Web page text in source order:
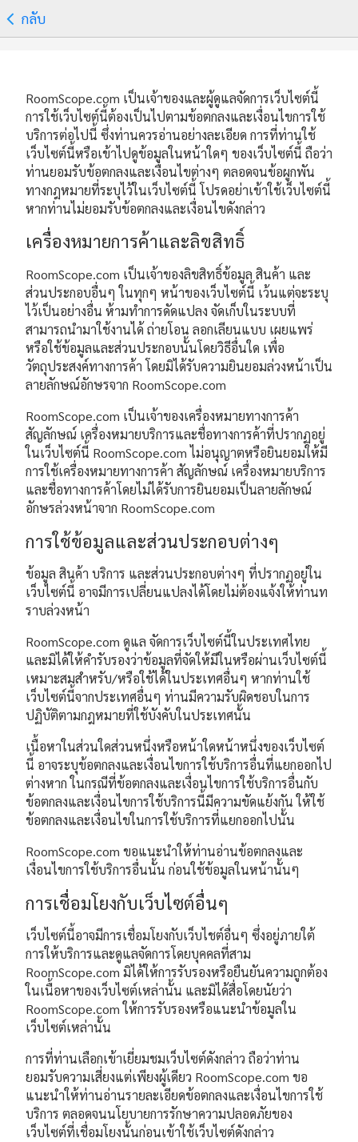
กลับ
RoomScope.com เป็นเจ้าของและผู้ดูแลจัดการเว็บไซต์นี้
การใช้เว็บไซต์นี้ต้องเป็นไปตามข้อตกลงและเงื่อนไขการใช้
บริการต่อไปนี้ ซึ่งท่านควรอ่านอย่างละเอียด การที่ท่านใช้
เว็บไซต์นี้หรือเข้าไปดูข้อมูลในหน้าใดๆ ของเว็บไซต์นี้ ถือว่า
ท่านยอมรับข้อตกลงและเงื่อนไขต่างๆ ตลอดจนข้อผูกพัน
ทางกฎหมายที่ระบุไว้ในเว็บไซต์นี้ โปรดอย่าเข้าใช้เว็บไซต์นี้
หากท่านไม่ยอมรับข้อตกลงและเงื่อนไขดังกล่าว
เครื่องหมายการค้าและลิขสิทธิ์
RoomScope.com เป็นเจ้าของลิขสิทธิ์ข้อมูล สินค้า และ
ส่วนประกอบอื่นๆ ในทุกๆ หน้าของเว็บไซต์นี้ เว้นแต่จะระบุ
ไว้เป็นอย่างอื่น ห้ามทำการดัดแปลง จัดเก็บในระบบที่
สามารถนำมาใช้งานได้ ถ่ายโอน ลอกเลียนแบบ เผยแพร่
หรือใช้ข้อมูลและส่วนประกอบนั้นโดยวิธีอื่นใด เพื่อ
วัตถุประสงค์ทางการค้า โดยมิได้รับความยินยอมล่วงหน้าเป็น
ลายลักษณ์อักษรจาก RoomScope.com
RoomScope.com เป็นเจ้าของเครื่องหมายทางการค้า
สัญลักษณ์ เครื่องหมายบริการและชื่อทางการค้าที่ปรากฏอยู่
ในเว็บไซต์นี้ RoomScope.com ไม่อนุญาตหรือยินยอมให้มี
การใช้เครื่องหมายทางการค้า สัญลักษณ์ เครื่องหมายบริการ
และชื่อทางการค้าโดยไม่ได้รับการยินยอมเป็นลายลักษณ์
อักษรล่วงหน้าจาก RoomScope.com
การใช้ข้อมูลและส่วนประกอบต่างๆ
ข้อมูล สินค้า บริการ และส่วนประกอบต่างๆ ที่ปรากฏอยู่ใน
เว็บไซต์นี้ อาจมีการเปลี่ยนแปลงได้โดยไม่ต้องแจ้งให้ท่านท
ราบล่วงหน้า
RoomScope.com ดูแล จัดการเว็บไซต์นี้ในประเทศไทย
และมิได้ให้คำรับรองว่าข้อมูลที่จัดให้มีในหรือผ่านเว็บไซต์นี้
เหมาะสมสำหรับ/หรือใช้ได้ในประเทศอื่นๆ หากท่านใช้
เว็บไซต์นี้จากประเทศอื่นๆ ท่านมีความรับผิดชอบในการ
ปฏิบัติตามกฎหมายที่ใช้บังคับในประเทศนั้น
เนื้อหาในส่วนใดส่วนหนึ่งหรือหน้าใดหน้าหนึ่งของเว็บไซต์
นี้ อาจระบุข้อตกลงและเงื่อนไขการใช้บริการอื่นที่แยกออกไป
ต่างหาก ในกรณีที่ข้อตกลงและเงื่อนไขการใช้บริการอื่นกับ
ข้อตกลงและเงื่อนไขการใช้บริการนี้มีความขัดแย้งกัน ให้ใช้
ข้อตกลงและเงื่อนไขในการใช้บริการที่แยกออกไปนั้น
RoomScope.com ขอแนะนำให้ท่านอ่านข้อตกลงและ
เงื่อนไขการใช้บริการอื่นนั้น ก่อนใช้ข้อมูลในหน้านั้นๆ
การเชื่อมโยงกับเว็บไซต์อื่นๆ
เว็บไซต์นี้อาจมีการเชื่อมโยงกับเว็บไชต์อื่นๆ ซึ่งอยู่ภายใต้
การให้บริการและดูแลจัดการโดยบุคคลที่สาม
RoomScope.com มิได้ให้การรับรองหรือยืนยันความถูกต้อง
ในเนื้อหาของเว็บไซต์เหล่านั้น และมิได้สื่อโดยนัยว่า
RoomScope.com ให้การรับรองหรือแนะนำข้อมูลใน
เว็บไซต์เหล่านั้น
การที่ท่านเลือกเข้าเยี่ยมชมเว็บไซต์ดังกล่าว ถือว่าท่าน
ยอมรับความเสี่ยงแต่เพียงผู้เดียว RoomScope.com ขอ
แนะนำให้ท่านอ่านรายละเอียดข้อตกลงและเงื่อนไขการใช้
บริการ ตลอดจนนโยบายการรักษาความปลอดภัยของ
เว็บไซต์ที่เชื่อมโยงนั้นก่อนเข้าใช้เว็บไซต์ดังกล่าว